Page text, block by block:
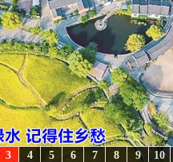
10
9
8
7
6
5
4
3